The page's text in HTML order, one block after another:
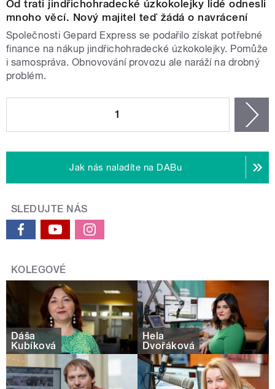
Od trati jindřichohradecké úzkokolejky lidé odnesli
mnoho věcí. Nový majitel teď žádá o navrácení
Společnosti Gepard Express se podařilo získat potřebné
finance na nákup jindřichohradecké úzkokolejky. Pomůže
i samospráva. Obnovování provozu ale naráží na drobný
problém.
1
Jak nás naladíte na DABu
SLEDUJTE NÁS
KOLEGOVÉ
Dáša
Kubíková
Hela
Dvořáková